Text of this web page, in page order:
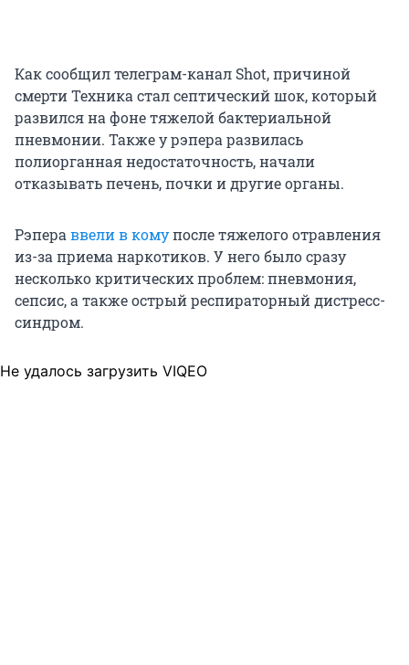
Как сообщил телеграм-канал Shot, причиной
смерти Техника стал септический шок, который
развился на фоне тяжелой бактериальной
пневмонии. Также у рэпера развилась
полиорганная недостаточность, начали
отказывать печень, почки и другие органы.
Рэпера ввели в комупосле тяжелого отравления
из-за приема наркотиков. У него было сразу
несколько критических проблем: пневмония,
сепсис, а также острый респираторный дистресс-
синдром.
Не удалось загрузить VIQEO